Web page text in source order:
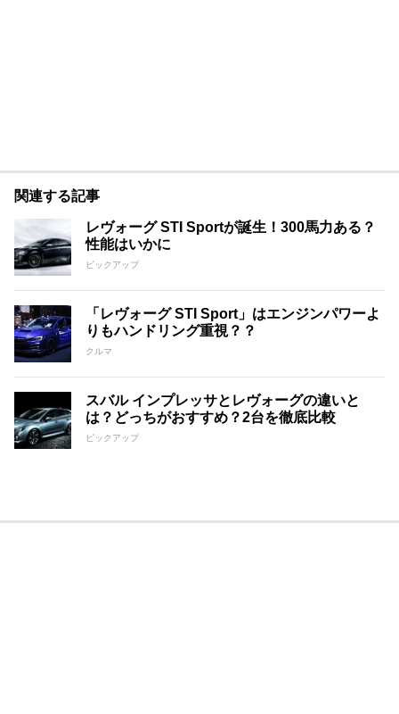
関連する記事
レヴォーグ STI Sportが誕生！300馬力ある？
性能はいかに
ピックアップ
「レヴォーグ STI Sport」はエンジンパワーよ
りもハンドリング重視？？
クルマ
スバル インプレッサとレヴォーグの違いと
は？どっちがおすすめ？2台を徹底比較
ピックアップ